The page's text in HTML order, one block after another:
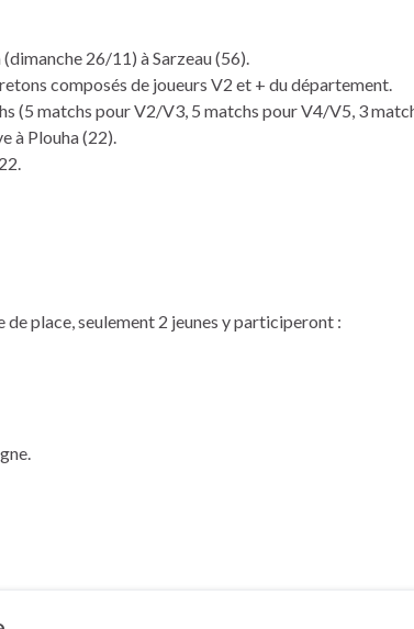
26/11) à Sarzeau (56).
composés de joueurs V2 et + du département.
(5 matchs pour V2/V3, 5 matchs pour V4/V5, 3
à Plouha (22).
place, seulement 2 jeunes y participeront :